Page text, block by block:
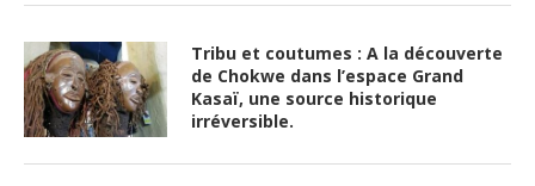
Tribu et coutumes : A la découverte
de Chokwe dans l’espace Grand
Kasaï, une source historique
irréversible.